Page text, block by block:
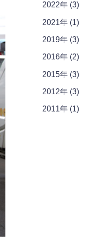
2022年 (3)
2021年 (1)
2019年 (3)
2016年 (2)
2015年 (3)
2012年 (3)
2011年 (1)